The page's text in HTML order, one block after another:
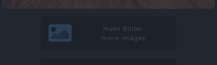
mehr Bilder
more images